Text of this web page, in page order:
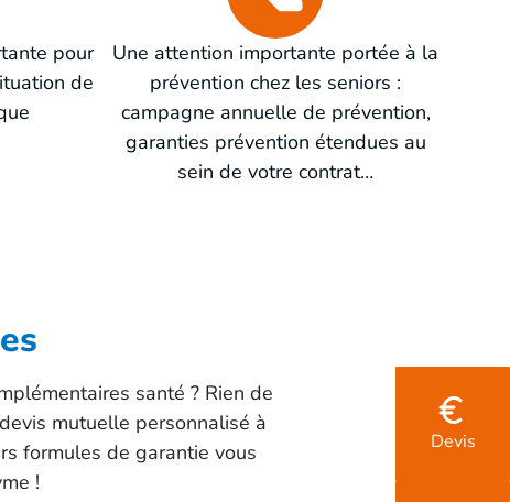
Devis
pour
de
Une attention importante portée à la
prévention chez les seniors :
campagne annuelle de prévention,
garanties prévention étendues au
sein de votre contrat…
santé ? Rien de
mutuelle personnalisé à
formules de garantie vous
!